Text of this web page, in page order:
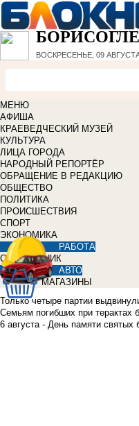
ВОСКРЕСЕНЬЕ, 09
МЕНЮ
АФИША
КРАЕВЕДЧЕСКИЙ МУЗЕЙ
КУЛЬТУРА
ЛИЦА ГОРОДА
НАРОДНЫЙ РЕПОРТЁР
ОБРАЩЕНИЕ В РЕДАКЦИЮ
ОБЩЕСТВО
ПОЛИТИКА
ПРОИСШЕСТВИЯ
СПОРТ
ЭКОНОМИКА
РАБОТА
СПРАВОЧНИК
АВТО
МАГАЗИНЫ
Только четыре партии
Семьям погибших при терактах
6 августа - День памяти святых